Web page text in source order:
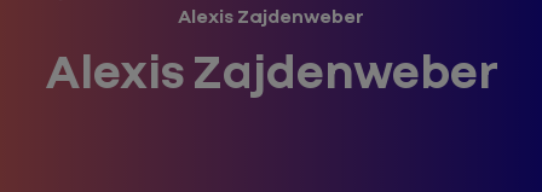
Alexis Zajdenweber
Alexis Zajdenweber